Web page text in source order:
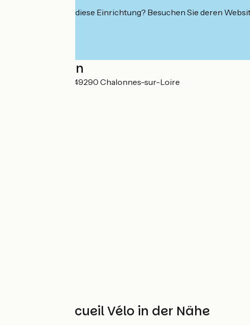
Interessiert Sie diese Einrichtung? Besuchen Sie deren
Localisation
31 rue Félix Faure 49290 Chalonnes-sur-Loire
Weitere Accueil Vélo in der Nähe